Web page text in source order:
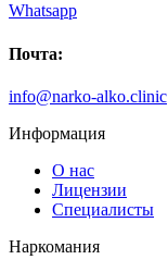
Whatsapp
Почта:
info@narko-alko.clinic
Информация
О нас
Лицензии
Специалисты
Наркомания